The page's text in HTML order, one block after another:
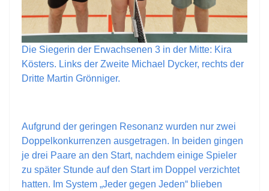
Die Siegerin der Erwachsenen 3 in der Mitte: Kira
Kösters. Links der Zweite Michael Dycker, rechts der
Dritte Martin Grönniger.
Aufgrund der geringen Resonanz wurden nur zwei
Doppelkonkurrenzen ausgetragen. In beiden gingen
je drei Paare an den Start, nachdem einige Spieler
zu später Stunde auf den Start im Doppel verzichtet
hatten. Im System „Jeder gegen Jeden“ blieben